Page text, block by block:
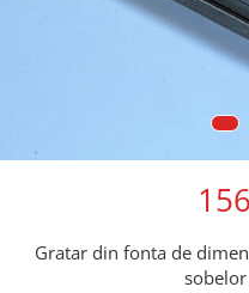
Gratar din fonta de